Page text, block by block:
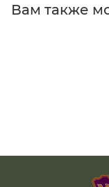
Вам также